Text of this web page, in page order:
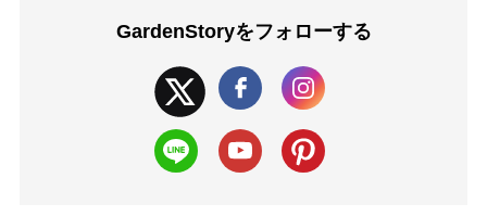
GardenStoryをフォローする